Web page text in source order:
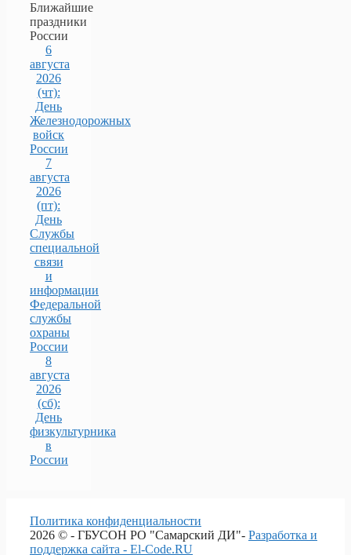
Ближайшие
праздники
России
6
августа
2026
(чт):
День
Железнодорожных
войск
России
7
августа
2026
(пт):
День
Службы
специальной
связи
и
информации
Федеральной
службы
охраны
России
8
августа
2026
(сб):
День
физкультурника
в
России
Политика конфиденциальности
2026 © - ГБУСОН РО "Самарский ДИ"- Разработка и
поддержка сайта - El-Code.RU